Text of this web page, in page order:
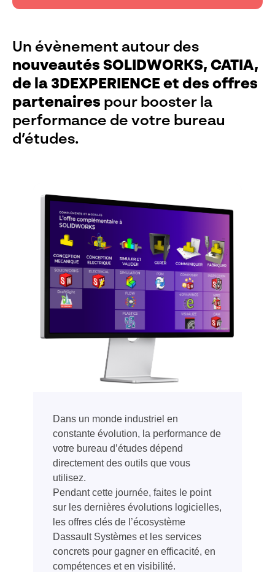
Un évènement autour des
nouveautés SOLIDWORKS, CATIA,
de la 3DEXPERIENCE et des offres
partenaires pour booster la
performance de votre bureau
d’études.
Dans un monde industriel en
constante évolution, la performance de
votre bureau d’études dépend
directement des outils que vous
utilisez.
Pendant cette journée, faites le point
sur les dernières évolutions logicielles,
les offres clés de l’écosystème
Dassault Systèmes et les services
concrets pour gagner en efficacité, en
compétences et en visibilité.